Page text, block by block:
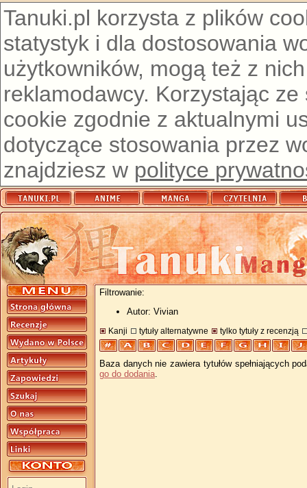
Tanuki.pl korzysta z plików
statystyk i dla dostosowania
użytkowników, mogą też z
reklamodawcy. Korzystając
cookie zgodnie z aktualnymi
dotyczące stosowania przez
znajdziesz w polityce
Filtrowanie:
Autor: Vivian
Kanji tytuły alternatywne tylko tytuły z recenzją
Baza danych nie zawiera tytułów spełniających
go do dodania.